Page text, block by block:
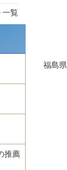
一覧
推薦
福島